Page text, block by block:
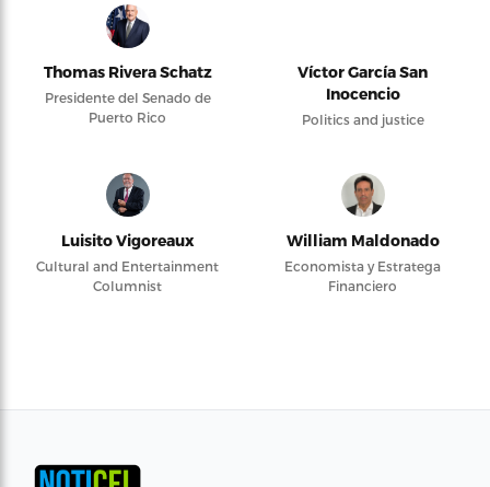
Thomas Rivera Schatz
Presidente del Senado de
Puerto Rico
Víctor García San
Inocencio
Politics and justice
Luisito Vigoreaux
Cultural and Entertainment
Columnist
William Maldonado
Economista y Estratega
Financiero